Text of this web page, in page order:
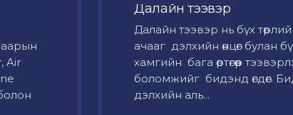
Air
Далайн тээвэр
Далайн тээвэр нь бүх
ачааг дэлхийн өнцөг булан
хамгийн бага өртөгөөр
боломжийг бидэнд өгдөг.
дэлхийн аль...